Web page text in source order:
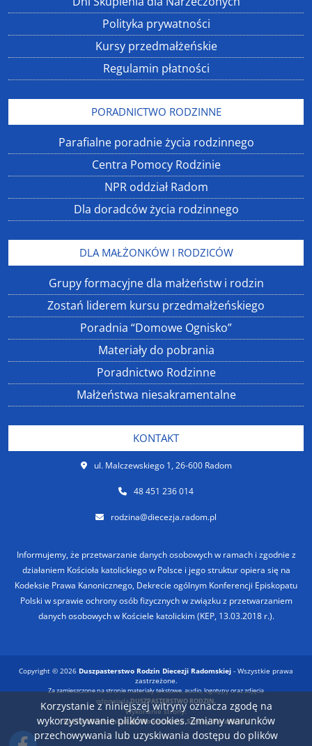
Polityka prywatności
Kursy przedmałżeńskie
Regulamin płatności
PORADNICTWO RODZINNE
Parafialne poradnie życia rodzinnego
Centra Pomocy Rodzinie
NPR oddział Radom
Dla doradców życia rodzinnego
DLA MAŁŻONKÓW I RODZICÓW
Grupy formacyjne dla małżeństw i rodzin
Zostań liderem kursu przedmałżeńskiego
Poradnia “Domowe Ognisko”
Materiały do pobrania
Poradnictwo Rodzinne
Małżeństwa niesakramentalne
KONTAKT
ul. Malczewskiego 1, 26-600 Radom
48 451 236 014
rodzina@diecezja.radom.pl
Informujemy, że przetwarzanie danych osobowych w ramach i zgodnie z
działaniem Kościoła katolickiego w Polsce i jego struktur opiera się na
Kodeksie Prawa Kanonicznego, Dekrecie ogólnym Konferencji Episkopatu
Polski w sprawie ochrony osób fizycznych w związku z przetwarzaniem
danych osobowych w Kościele katolickim (KEP, 13.03.2018 r.).
Copyright © 2026 Duszpasterstwo Rodzin Diecezji Radomskiej - Wszystkie prawa
zastrzeżone.
Za zamieszczone na stronie materiały tekstowe, audio, logotypy oraz zdjęcia
odpowiadaDUSZPASTERSTWO RODZIN.
Wykonanie strony:
BartoszDostatni.pl
Nowoczesne Strony Parafialne
Korzystanie z niniejszej witryny oznacza zgodę na
wykorzystywanie plików cookies. Zmiany warunków
przechowywania lub uzyskiwania dostępu do plików